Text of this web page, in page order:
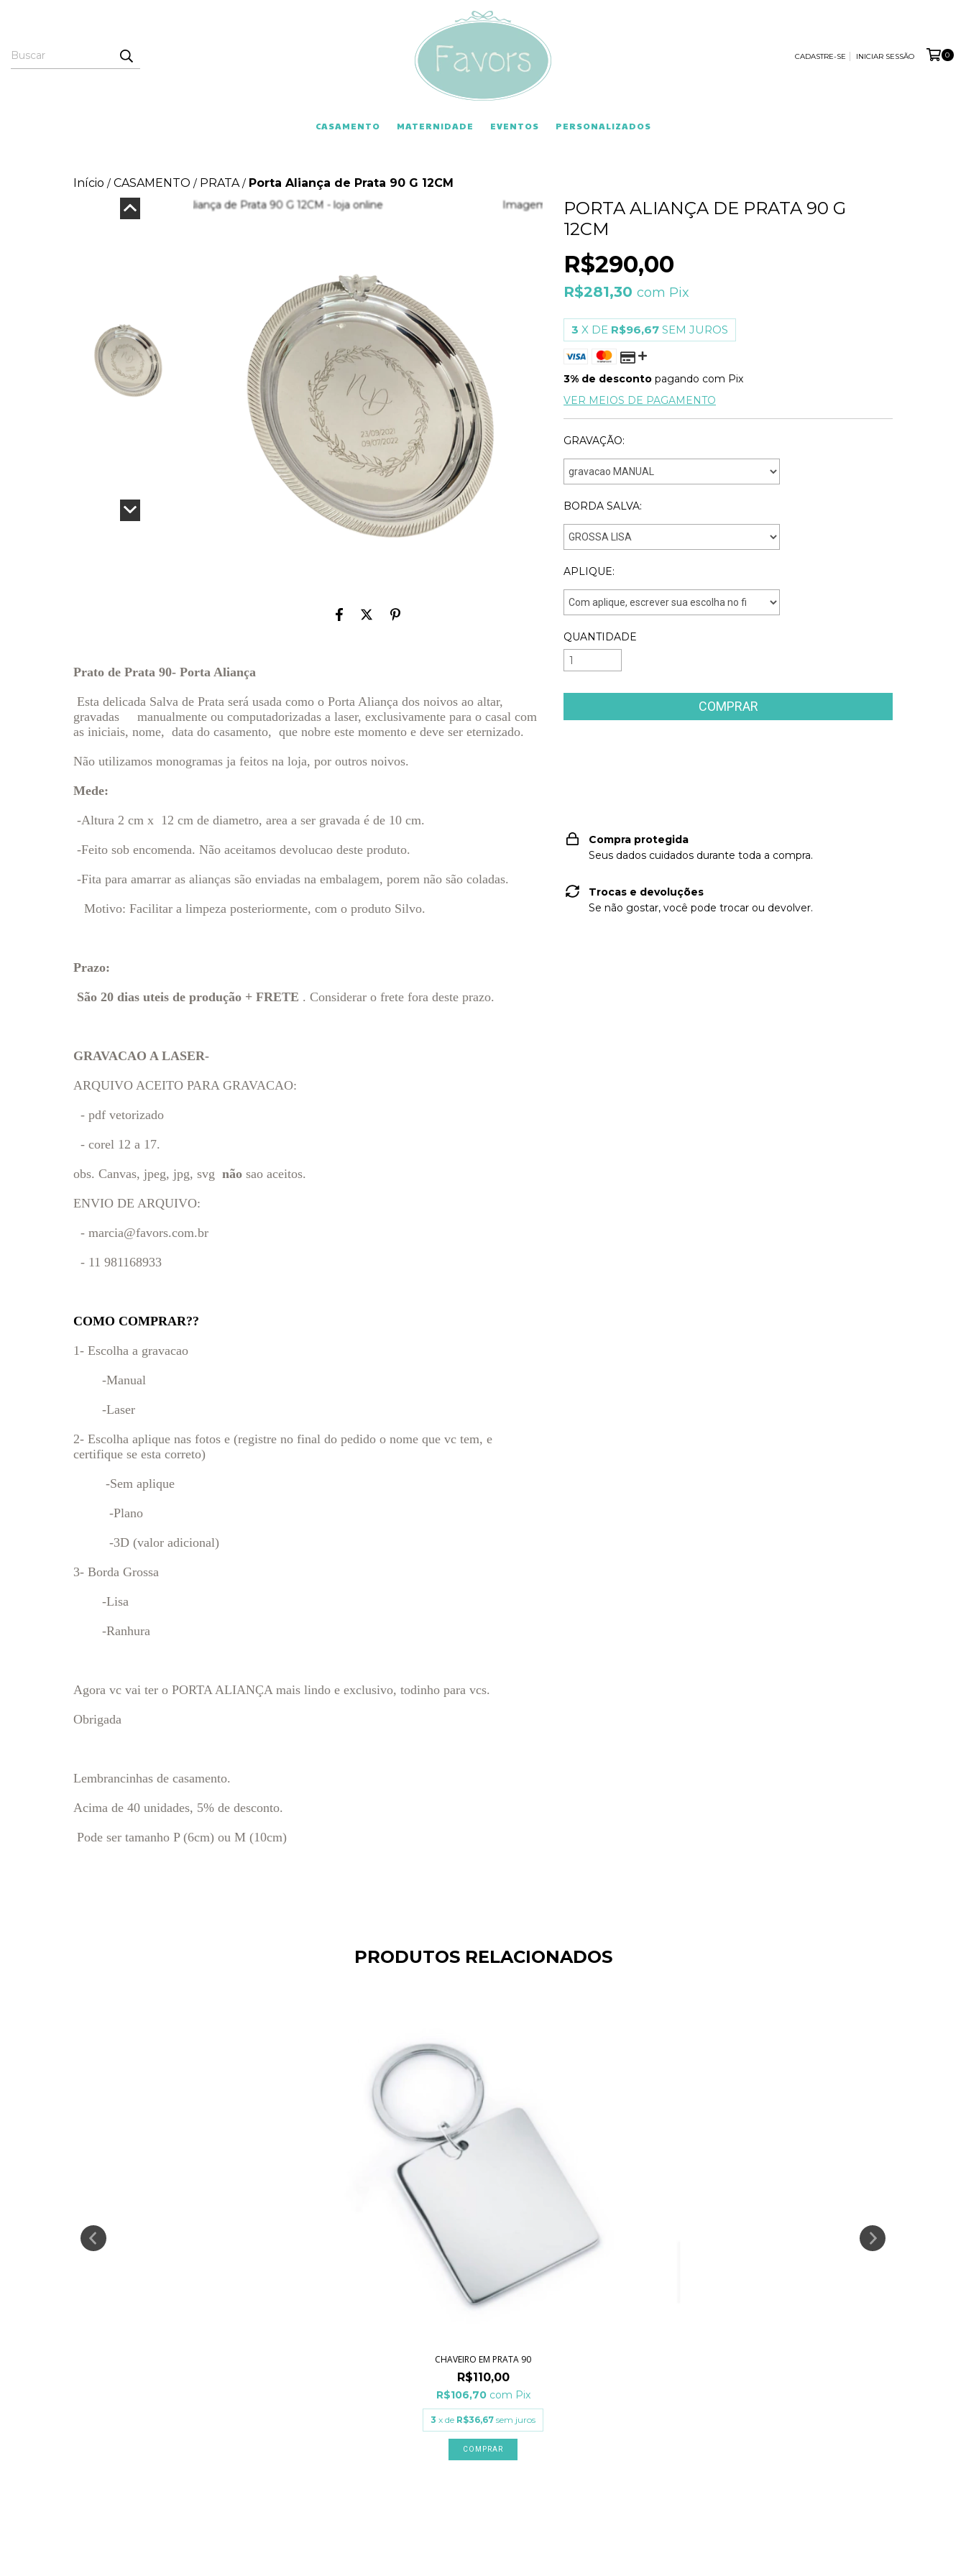
CADASTRE-SE INICIAR SESSÃO 0
CASAMENTO MATERNIDADE EVENTOS PERSONALIZADOS
Início / CASAMENTO / PRATA / Porta Aliança de Prata 90 G 12CM
Prato de Prata 90- Porta Aliança
Esta delicada Salva de Prata será usada como o Porta Aliança dos noivos ao altar,
gravadas manualmente ou computadorizadas a laser, exclusivamente para o casal com
as iniciais, nome, data do casamento, que nobre este momento e deve ser eternizado.
Não utilizamos monogramas ja feitos na loja, por outros noivos.
Mede:
-Altura 2 cm x 12 cm de diametro, area a ser gravada é de 10 cm.
-Feito sob encomenda. Não aceitamos devolucao deste produto.
-Fita para amarrar as alianças são enviadas na embalagem, porem não são coladas.
Motivo: Facilitar a limpeza posteriormente, com o produto Silvo.
Prazo:
São 20 dias uteis de produção + FRETE . Considerar o frete fora deste prazo.
GRAVACAO A LASER-
ARQUIVO ACEITO PARA GRAVACAO:
- pdf vetorizado
- corel 12 a 17.
obs. Canvas, jpeg, jpg, svg não sao aceitos.
ENVIO DE ARQUIVO:
- marcia@favors.com.br
- 11 981168933
COMO COMPRAR??
1- Escolha a gravacao
-Manual
-Laser
2- Escolha aplique nas fotos e (registre no final do pedido o nome que vc tem, e
certifique se esta correto)
-Sem aplique
-Plano
-3D (valor adicional)
3- Borda Grossa
-Lisa
-Ranhura
Agora vc vai ter o PORTA ALIANÇA mais lindo e exclusivo, todinho para vcs.
Obrigada
Lembrancinhas de casamento.
Acima de 40 unidades, 5% de desconto.
Pode ser tamanho P (6cm) ou M (10cm)
PORTA ALIANÇA DE PRATA 90 G
12CM
R$290,00
R$281,30com Pix
3 X DE R$96,67 SEM JUROS
3% de desconto pagando com Pix
VER MEIOS DE PAGAMENTO
GRAVAÇÃO:
BORDA SALVA:
APLIQUE:
QUANTIDADE
Compra protegida
Seus dados cuidados durante toda a compra.
Trocas e devoluções
Se não gostar, você pode trocar ou devolver.
PRODUTOS RELACIONADOS
CHAVEIRO EM PRATA 90
R$110,00
R$106,70 com Pix
3 x de R$36,67 sem juros
COMPRAR